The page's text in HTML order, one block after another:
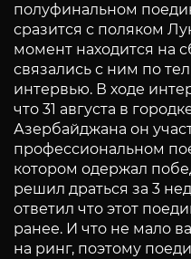
полуфинальном
сразится с поляком
момент находится на
связались с ним по
интервью. В ходе
что 31 августа в
Азербайджана он
профессиональном
котором одержал
решил драться за 3
ответил что этот
ранее. И что не мало
на ринг, поэтому